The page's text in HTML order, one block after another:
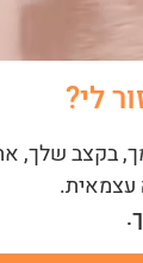
לי?
בקצב שלך,
עצמאית.